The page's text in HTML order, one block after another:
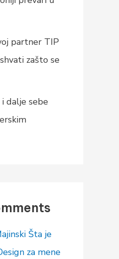
partner TIP
zašto se
dalje sebe
Šta je
za mene